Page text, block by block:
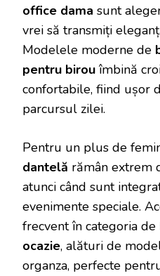
office dama sunt
vrei să transmiți
Modelele moderne de
pentru birou îmbină
confortabile, fiind ușor
parcursul zilei.
Pentru un plus de
dantelă rămân extrem
atunci când sunt
evenimente speciale.
frecvent în categoria de
ocazie, alături de
organza, perfecte